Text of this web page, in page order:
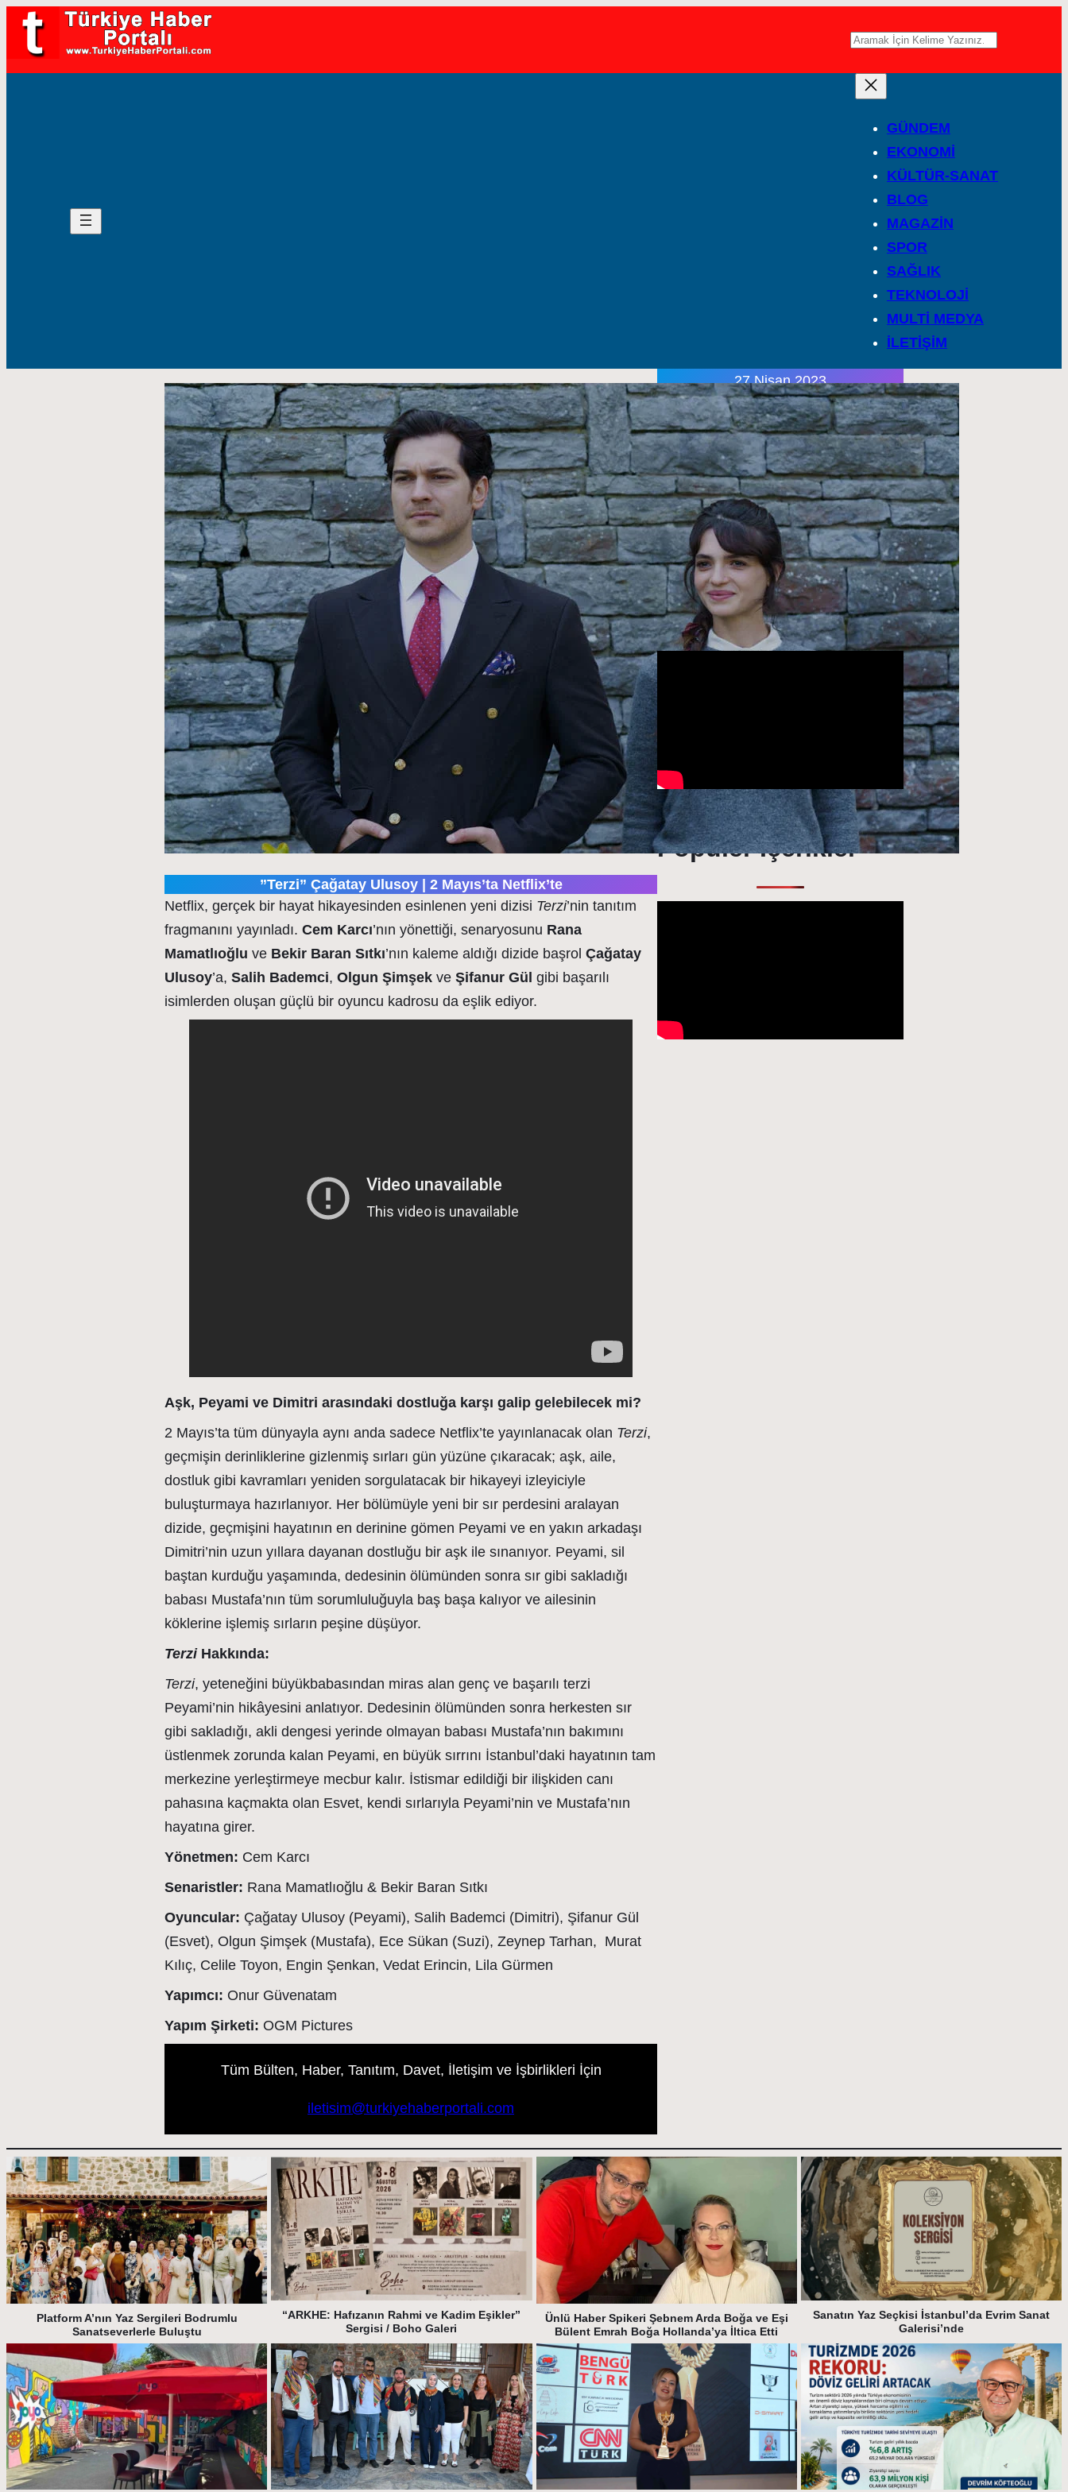
A
GÜNDEM
EKONOMİ
KÜLTÜR-SANAT
BLOG
MAGAZİN
SPOR
SAĞLIK
TEKNOLOJİ
MULTİ MEDYA
İLETİŞİM
”Terzi” Çağatay Ulusoy | 2 Mayıs’ta Netflix’te
Netflix, gerçek bir hayat hikayesinden esinlenen yeni dizisi Terzi’nin tanıtım
fragmanını yayınladı.Cem Karcı’nın yönettiği, senaryosunu Rana
Mamatlıoğlu ve Bekir Baran Sıtkı’nın kaleme aldığı dizide başrolÇağatay
Ulusoy’a,Salih Bademci,Olgun Şimşek veŞifanur Gül gibi başarılı
isimlerden oluşan güçlü bir oyuncu kadrosu da eşlik ediyor.
Aşk, Peyami ve Dimitri arasındaki dostluğa karşı galip gelebilecek mi?
2 Mayıs’ta tüm dünyayla aynı anda sadece Netflix’te yayınlanacak olan Terzi,
geçmişin derinliklerine gizlenmiş sırları gün yüzüne çıkaracak; aşk, aile,
dostluk gibi kavramları yeniden sorgulatacak bir hikayeyi izleyiciyle
buluşturmaya hazırlanıyor. Her bölümüyle yeni bir sır perdesini aralayan
dizide, geçmişini hayatının en derinine gömen Peyami ve en yakın arkadaşı
Dimitri’nin uzun yıllara dayanan dostluğu bir aşk ile sınanıyor. Peyami, sil
baştan kurduğu yaşamında, dedesinin ölümünden sonra sır gibi sakladığı
babası Mustafa’nın tüm sorumluluğuyla baş başa kalıyor ve ailesinin
köklerine işlemiş sırların peşine düşüyor.
Terzi Hakkında:
Terzi, yeteneğini büyükbabasından miras alan genç ve başarılı terzi
Peyami’nin hikâyesini anlatıyor. Dedesinin ölümünden sonra herkesten sır
gibi sakladığı, akli dengesi yerinde olmayan babası Mustafa’nın bakımını
üstlenmek zorunda kalan Peyami, en büyük sırrını İstanbul’daki hayatının tam
merkezine yerleştirmeye mecbur kalır. İstismar edildiği bir ilişkiden canı
pahasına kaçmakta olan Esvet, kendi sırlarıyla Peyami’nin ve Mustafa’nın
hayatına girer.
Yönetmen: Cem Karcı
Senaristler: Rana Mamatlıoğlu & Bekir Baran Sıtkı
Oyuncular: Çağatay Ulusoy (Peyami), Salih Bademci (Dimitri), Şifanur Gül
(Esvet), Olgun Şimşek (Mustafa), Ece Sükan (Suzi), Zeynep Tarhan, Murat
Kılıç, Celile Toyon, Engin Şenkan, Vedat Erincin, Lila Gürmen
Yapımcı: Onur Güvenatam
Yapım Şirketi: OGM Pictures
Tüm Bülten, Haber, Tanıtım, Davet, İletişim ve İşbirlikleri İçin
iletisim@turkiyehaberportali.com
27 Nisan 2023
Popüler İçerikler
Platform A’nın Yaz Sergileri Bodrumlu
Sanatseverlerle Buluştu
“ARKHE: Hafızanın Rahmi ve Kadim Eşikler”
Sergisi / Boho Galeri
Ünlü Haber Spikeri Şebnem Arda Boğa ve Eşi
Bülent Emrah Boğa Hollanda’ya İltica Etti
Sanatın Yaz Seçkisi İstanbul’da Evrim Sanat
Galerisi’nde